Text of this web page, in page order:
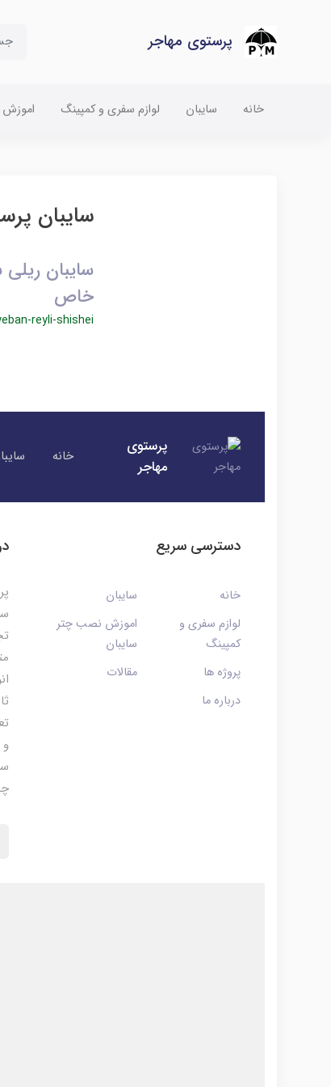
پرستوی مهاجر
خانه سایبان لوازم سفری و کمپینگ
سایبان
سایبان
خاص
reyli-shishei
پرستوی
مهاجر
خانه
دسترسی سریع
خانه
سایبان
لوازم سفری و
کمپینگ
اموزش نصب چتر
سایبان
پروژه ها
مقالات
درباره ما